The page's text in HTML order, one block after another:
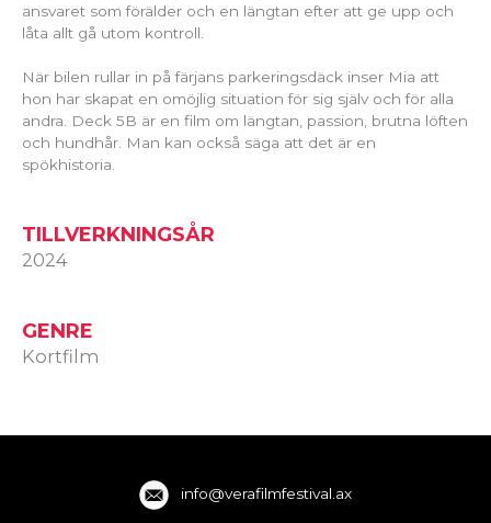
ansvaret som förälder och en längtan efter att ge upp och
låta allt gå utom kontroll.
När bilen rullar in på färjans parkeringsdäck inser Mia att
hon har skapat en omöjlig situation för sig själv och för alla
andra. Deck 5B är en film om längtan, passion, brutna löften
och hundhår. Man kan också säga att det är en
spökhistoria.
TILLVERKNINGSÅR
2024
GENRE
Kortfilm
info@verafilmfestival.ax